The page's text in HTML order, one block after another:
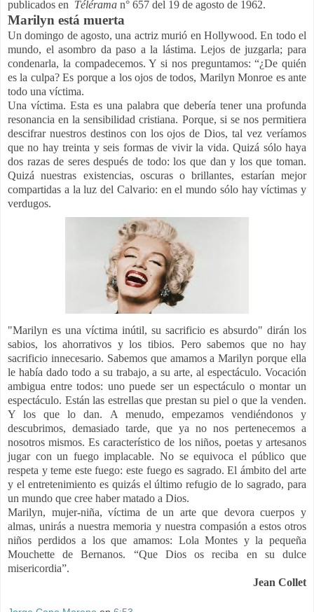
publicados en Télérama n° 657 del 19 de agosto de 1962.
Marilyn está muerta
Un domingo de agosto, una actriz murió en Hollywood. En todo el
mundo, el asombro da paso a la lástima. Lejos de juzgarla; para
condenarla, la compadecemos. Y si nos preguntamos: “¿De quién
es la culpa? Es porque a los ojos de todos, Marilyn Monroe es ante
todo una víctima.
Una víctima. Esta es una palabra que debería tener una profunda
resonancia en la sensibilidad cristiana. Porque, si se nos permitiera
descifrar nuestros destinos con los ojos de Dios, tal vez veríamos
que no hay treinta y seis formas de vivir la vida. Quizá sólo haya
dos razas de seres después de todo: los que dan y los que toman.
Quizá nuestras existencias, oscuras o brillantes, estarían mejor
compartidas a la luz del Calvario: en el mundo sólo hay víctimas y
verdugos.
"Marilyn es una víctima inútil, su sacrificio es absurdo" dirán los
sabios, los ahorrativos y los tibios. Pero sabemos que no hay
sacrificio innecesario. Sabemos que amamos a Marilyn porque ella
le había dado todo a su trabajo, a su arte, al espectáculo. Vocación
ambigua entre todos: uno puede ser un espectáculo o montar un
espectáculo. Están las estrellas que prestan su piel o que la venden.
Y los que lo dan. A menudo, empezamos vendiéndonos y
descubrimos, demasiado tarde, que ya no nos pertenecemos a
nosotros mismos. Es característico de los niños, poetas y artesanos
jugar con un fuego implacable. No se equivoca el público que
respeta y teme este fuego: este fuego es sagrado. El ámbito del arte
y el entretenimiento es quizás el último refugio de lo sagrado, para
un mundo que cree haber matado a Dios.
Marilyn, mujer-niña, víctima de un arte que devora cuerpos y
almas, unirás a nuestra memoria y nuestra compasión a estos otros
niños perdidos a los que amamos: Lola Montes y la pequeña
Mouchette de Bernanos. “Que Dios os reciba en su dulce
misericordia”.
Jean Collet